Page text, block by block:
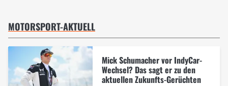
MOTORSPORT-AKTUELL
Mick Schumacher vor IndyCar-
Wechsel? Das sagt er zu den
aktuellen Zukunfts-Gerüchten